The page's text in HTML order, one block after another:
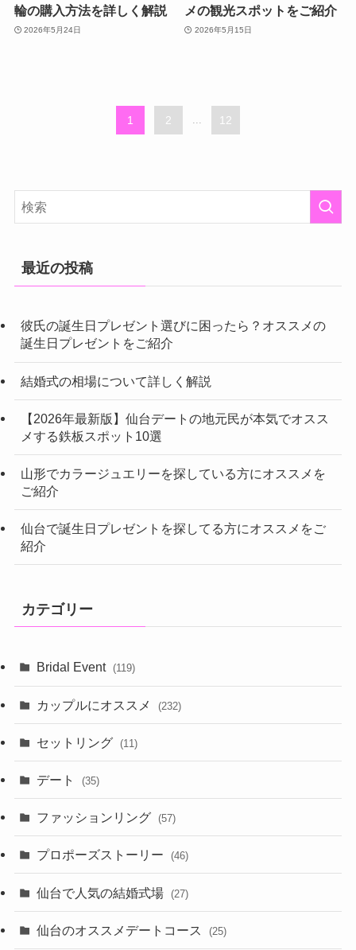
輪の購入方法を詳しく解説
2026年5月24日
メの観光スポットをご紹介
2026年5月15日
1 2 12
最近の投稿
彼氏の誕生日プレゼント選びに困ったら？オススメの
誕生日プレゼントをご紹介
結婚式の相場について詳しく解説
【2026年最新版】仙台デートの地元民が本気でオスス
メする鉄板スポット10選
山形でカラージュエリーを探している方にオススメを
ご紹介
仙台で誕生日プレゼントを探してる方にオススメをご
紹介
カテゴリー
Bridal Event (119)
カップルにオススメ (232)
セットリング (11)
デート (35)
ファッションリング (57)
プロポーズストーリー (46)
仙台で人気の結婚式場 (27)
仙台のオススメデートコース (25)